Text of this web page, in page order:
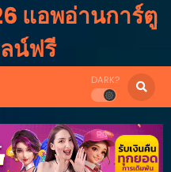
แอพอ่านการ์ตู
น์ฟรี
DARK?